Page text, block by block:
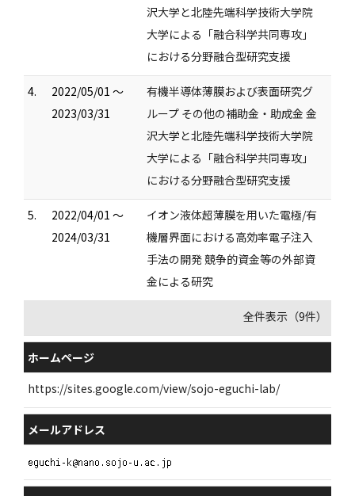
沢大学と北陸先端科学技術大学院
大学による「融合科学共同専攻」
における分野融合型研究支援
4.
2022/05/01 ～
2023/03/31
有機半導体薄膜および表面研究グ
ループ その他の補助金・助成金 金
沢大学と北陸先端科学技術大学院
大学による「融合科学共同専攻」
における分野融合型研究支援
5.
2022/04/01 ～
2024/03/31
イオン液体超薄膜を用いた電極/有
機層界面における高効率電子注入
手法の開発 競争的資金等の外部資
金による研究
全件表示（9件）
ホームページ
https://sites.google.com/view/sojo-eguchi-lab/
メールアドレス